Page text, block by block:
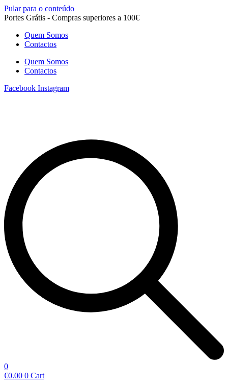
Pular para o conteúdo
Portes Grátis - Compras superiores a 100€
Quem Somos
Contactos
Quem Somos
Contactos
Facebook Instagram
0
€0.00 0 Cart